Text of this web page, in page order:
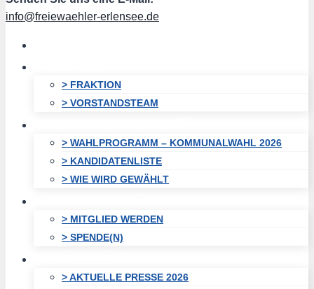
info@freiewaehler-erlensee.de
> FRAKTION
> VORSTANDSTEAM
> WAHLPROGRAMM – KOMMUNALWAHL 2026
> KANDIDATENLISTE
> WIE WIRD GEWÄHLT
> MITGLIED WERDEN
> SPENDE(N)
> AKTUELLE PRESSE 2026